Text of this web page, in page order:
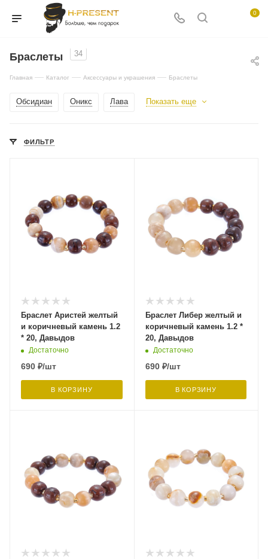
0
Браслеты 34
Главная — Каталог — Аксессуары и украшения — Браслеты
Обсидиан Оникс Лава Показать еще
ФИЛЬТР
Браслет Аристей желтый
и коричневый камень 1.2
* 20, Давыдов
Достаточно
690 ₽/шт
В КОРЗИНУ
Браслет Либер желтый и
коричневый камень 1.2 *
20, Давыдов
Достаточно
690₽/шт
В КОРЗИНУ